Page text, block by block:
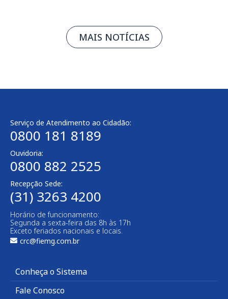
MAIS NOTÍCIAS
Serviço de Atendimento ao Cidadão:
0800 181 8189
Ouvidoria:
0800 882 2525
Recepção Sede:
(31) 3263 4200
Horário de funcionamento:
Segunda a sexta-feira das 8h às 17h
Exceto feriados nacionais e locais.
crc@fiemg.com.br
Conheça o Sistema
Fale Conosco